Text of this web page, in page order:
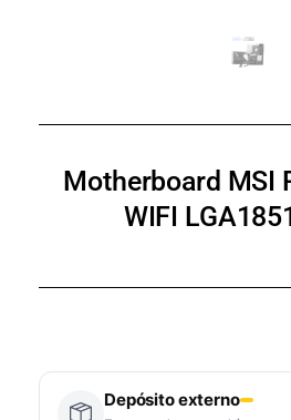
Motherboard MSI
WIFI
Depósito externo